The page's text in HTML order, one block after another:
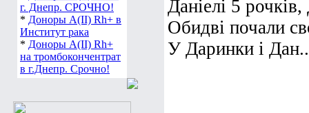
г. Днепр. СРОЧНО!
* Доноры А(ІІ) Rh+ в
Институт рака
* Доноры А(ІІ) Rh+
на тромбокончентрат
в г.Днепр. Срочно!
Даніелі 5
Обидві почали
У Даринки і